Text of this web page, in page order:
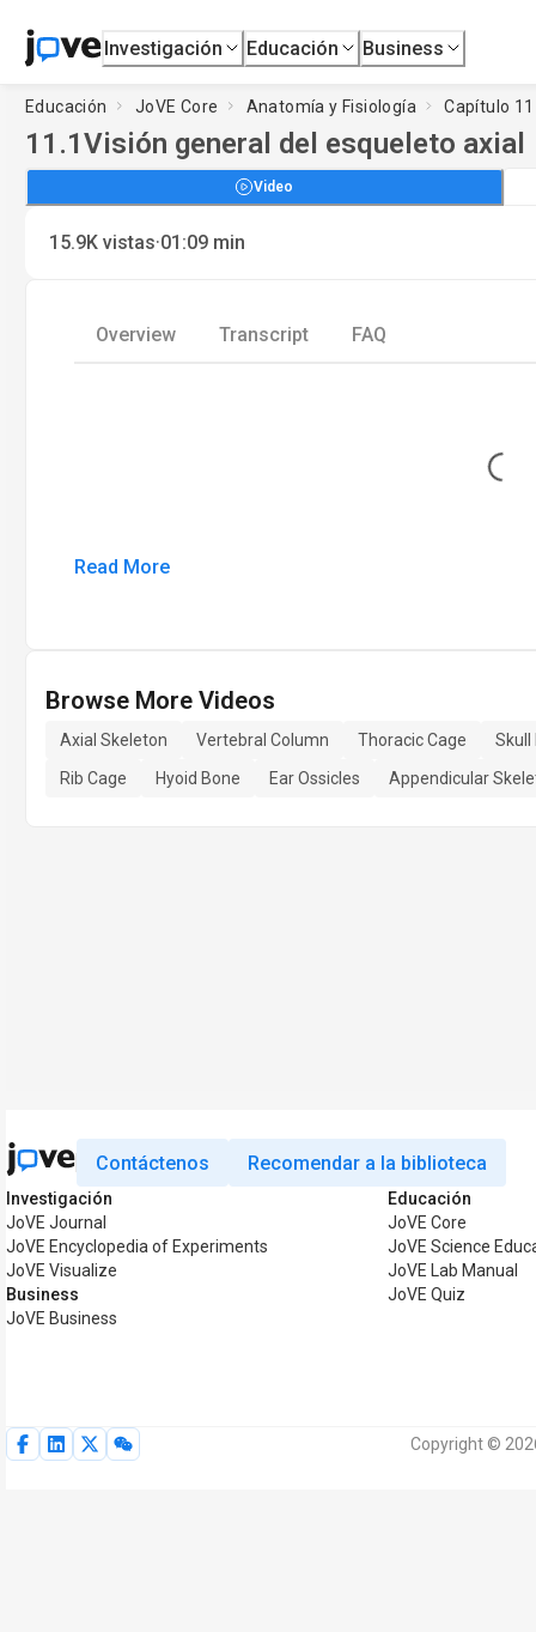
Investigación Educación Business
Educación JoVE Core Anatomía y Fisiología Capítulo
11.1Visión general del esqueleto axial
Video
15.9K vistas·01:09 min
Overview Transcript FAQ
Loading...
Read More
Browse More Videos
Axial Skeleton Vertebral Column Thoracic Cage
Skull
Rib Cage
Hyoid Bone Ear Ossicles Appendicular
Contáctenos Recomendar a la biblioteca
Investigación
JoVE Journal
JoVE Encyclopedia of Experiments
JoVE Visualize
Business
JoVE Business
Educación
JoVE Core
JoVE Science
JoVE Lab Manual
JoVE Quiz
Copyright ©